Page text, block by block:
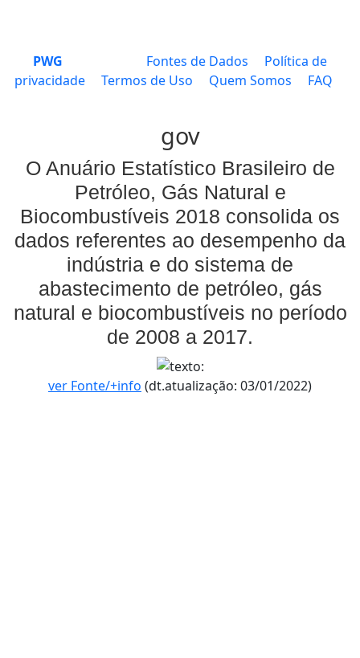
PWG Fontes de Dados
Política de
privacidade
Termos de Uso Quem Somos FAQ
gov
O Anuário Estatístico Brasileiro de
Petróleo, Gás Natural e
Biocombustíveis 2018 consolida os
dados referentes ao desempenho da
indústria e do sistema de
abastecimento de petróleo, gás
natural e biocombustíveis no período
de 2008 a 2017.
ver Fonte/+info (dt.atualização: 03/01/2022)